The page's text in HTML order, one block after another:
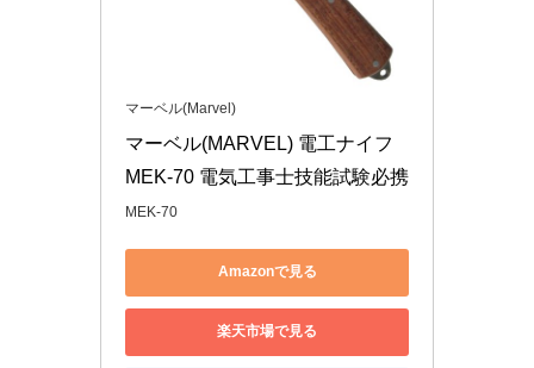
マーベル(Marvel)
マーベル(MARVEL) 電工ナイフ
MEK-70 電気工事士技能試験必携
MEK-70
Amazonで見る
楽天市場で見る